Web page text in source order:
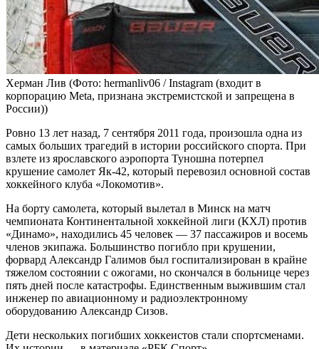
Херман Лив (Фото: hermanliv06 / Instagram (входит в
корпорацию Meta, признана экстремистской и запрещена в
России))
Ровно 13 лет назад, 7 сентября 2011 года, произошла одна из
самых больших трагедий в истории российского спорта. При
взлете из ярославского аэропорта Туношна потерпел
крушение самолет Як-42, который перевозил основной состав
хоккейного клуба «Локомотив».
На борту самолета, который вылетал в Минск на матч
чемпионата Континентальной хоккейной лиги (КХЛ) против
«Динамо», находились 45 человек — 37 пассажиров и восемь
членов экипажа. Большинство погибло при крушении,
форвард Александр Галимов был госпитализирован в крайне
тяжелом состоянии с ожогами, но скончался в больнице через
пять дней после катастрофы. Единственным выжившим стал
инженер по авиационному и радиоэлектронному
оборудованию Александр Сизов.
Дети нескольких погибших хоккеистов стали спортсменами.